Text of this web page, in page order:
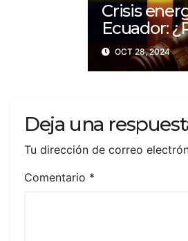
Crisis
Ecuador:
apagones
al día?
OCT 28, 2024
Deja una
Tu dirección de correo
Comentario *